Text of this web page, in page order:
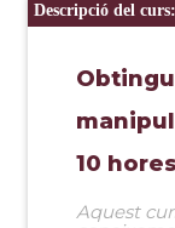
Descripció del curs:
10
Aquest